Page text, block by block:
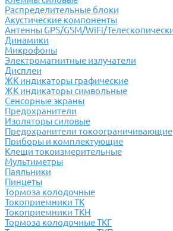
Распределительные блоки
Акустические компоненты
Антенны GPS/GSM/WiFi/
Динамики
Микрофоны
Электромагнитные излучатели
Дисплеи
ЖК индикаторы графические
ЖК индикаторы символьные
Сенсорные экраны
Предохранители
Изоляторы силовые
Предохранители токоограничивающие
Приборы и комплектующие
Клещи токоизмерительные
Мультиметры
Паяльники
Пинцеты
Тормоза колодочные
Токоприемники ТК
Токоприемники ТКН
Тормоза колодочные ТКГ